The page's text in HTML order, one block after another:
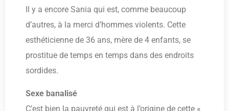
Il y a encore Sania qui est, comme beaucoup
d’autres, à la merci d’hommes violents. Cette
esthéticienne de 36 ans, mère de 4 enfants, se
prostitue de temps en temps dans des endroits
sordides.
Sexe banalisé
C’est bien la pauvreté qui est à l’origine de cette «